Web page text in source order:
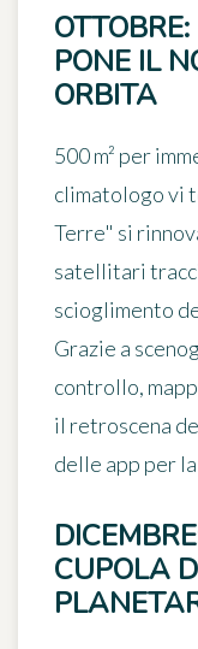
PONE IL
ORBITA
500 m² per
climatologo vi
Terre" si
satellitari
scioglimento
Grazie a
controllo,
il retroscena
delle app per
CUPOLA